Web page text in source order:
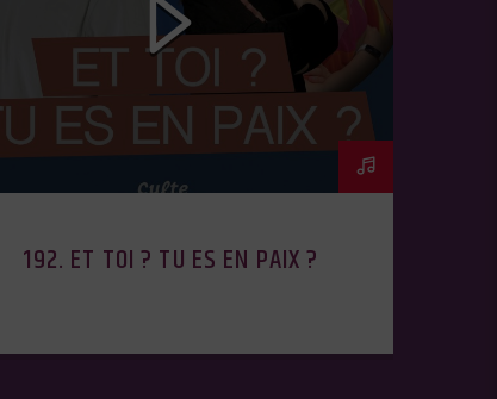
192. ET TOI ? TU ES EN PAIX ?